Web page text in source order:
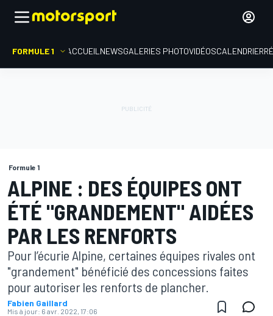
FORMULE 1 ACCUEIL NEWSGALERIES PHOTOVIDÉOSCALENDRIER
Formule 1
ALPINE : DES ÉQUIPES ONT
ÉTÉ "GRANDEMENT" AIDÉES
PAR LES RENFORTS
Pour l’écurie Alpine, certaines équipes rivales ont
"grandement" bénéficié des concessions faites
pour autoriser les renforts de plancher.
Fabien Gaillard
Mis à jour: 6 avr. 2022, 17:06